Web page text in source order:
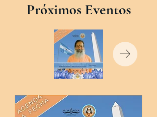
​Próximos Eventos